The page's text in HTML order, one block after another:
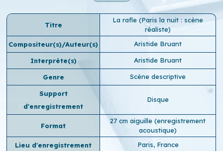
Titre
La rafle (Paris la nuit : scène
réaliste)
Compositeur(s)/Auteur(s)
Aristide Bruant
Interprète(s) Aristide Bruant
Genre Scène descriptive
Support
d'enregistrement
Disque
Format
27 cm aiguille (enregistrement
acoustique)
Lieu d'enregistrement
Paris, France